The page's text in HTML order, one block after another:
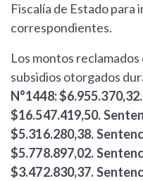
Fiscalía de Estado para
correspondientes.
Los montos
subsidios otorgados
N°1448:
$16.547.419,50.
$5.316.280,38.
$5.778.897,02.
$3.472.830,37.